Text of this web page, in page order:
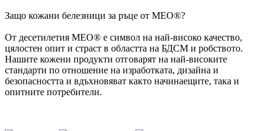
Защо кожани белезници за ръце от MEO®?
От десетилетия MEO® е символ на най-високо качество,
цялостен опит и страст в областта на БДСМ и робството.
Нашите кожени продукти отговарят на най-високите
стандарти по отношение на изработката, дизайна и
безопасността и вдъхновяват както начинаещите, така и
опитните потребители.